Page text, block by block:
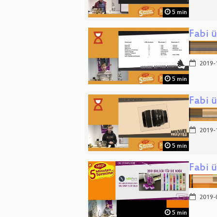
5 min
5 min
Fabi
5 min
Fabi
5 min
Fabi